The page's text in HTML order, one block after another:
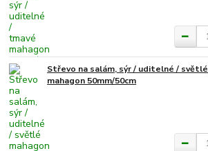
Střevo na salám, sýr / uditelné / světlé
mahagon 50mm/50cm